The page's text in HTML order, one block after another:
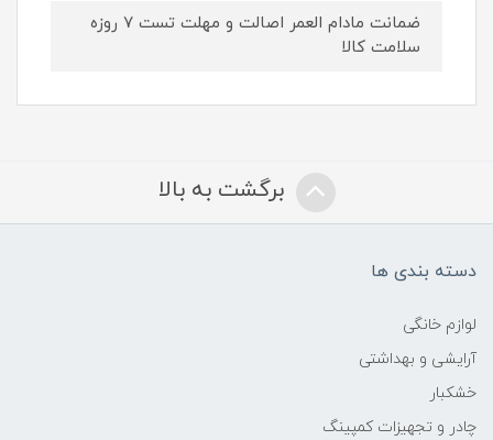
ضمانت مادام العمر اصالت و مهلت تست ۷ روزه
سلامت کالا
برگشت به بالا
دسته بندی ها
لوازم خانگی
آرایشی و بهداشتی
خشکبار
چادر و تجهیزات کمپینگ